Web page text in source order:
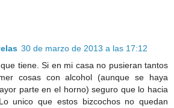
30 de marzo de 2013 a las 17:12
tiene. Si en mi casa no pusieran tantos
cosas con alcohol (aunque se haya
parte en el horno) seguro que lo hacia
unico que estos bizcochos no quedan